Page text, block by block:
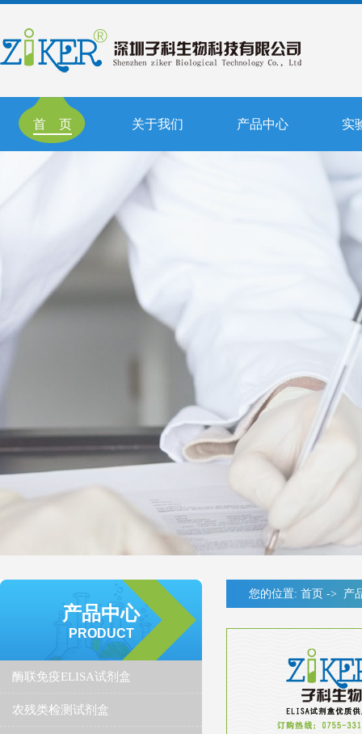
首 页 关于我们 产品中心 实
产品中心
PRODUCT
酶联免疫ELISA试剂盒
农残类检测试剂盒
您的位置: 首页 -> 产